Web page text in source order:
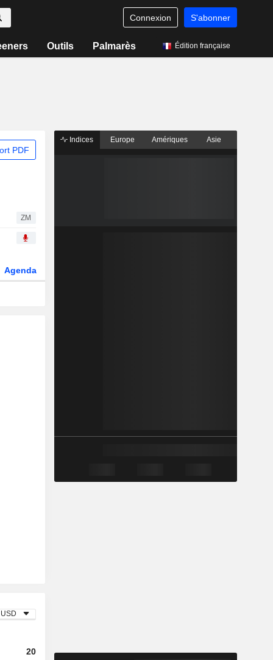
Connexion S'abonner
Outils Palmarès Édition française
PDF
ZM
Agenda
USD
2023 2024 2025
Indices Europe Amériques Asie